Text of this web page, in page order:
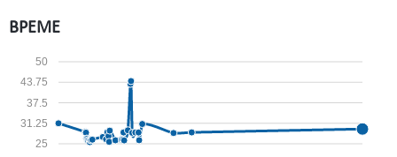
ВРЕМЕ
25
31.25
37.5
43.75
50